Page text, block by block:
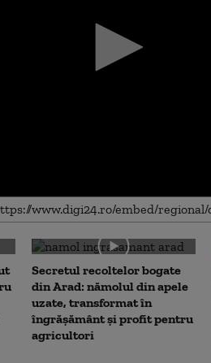
Secretul recoltelor bogate
din Arad: nămolul din apele
uzate, transformat în
îngrășământ și profit pentru
agricultori